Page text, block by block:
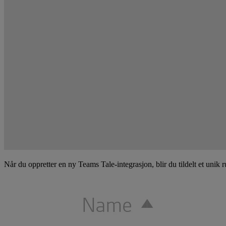
Når du oppretter en ny Teams Tale-integrasjon, blir du tildelt et unik